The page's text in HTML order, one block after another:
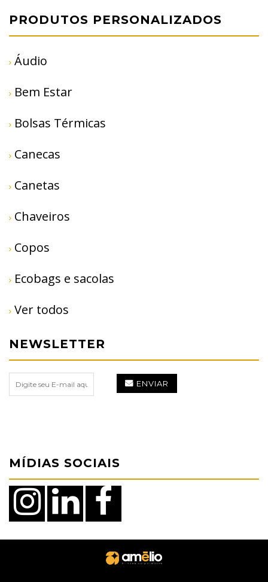
PRODUTOS PERSONALIZADOS
Áudio
Bem Estar
Bolsas Térmicas
Canecas
Canetas
Chaveiros
Copos
Ecobags e sacolas
Ver todos
NEWSLETTER
ENVIAR
MÍDIAS SOCIAIS